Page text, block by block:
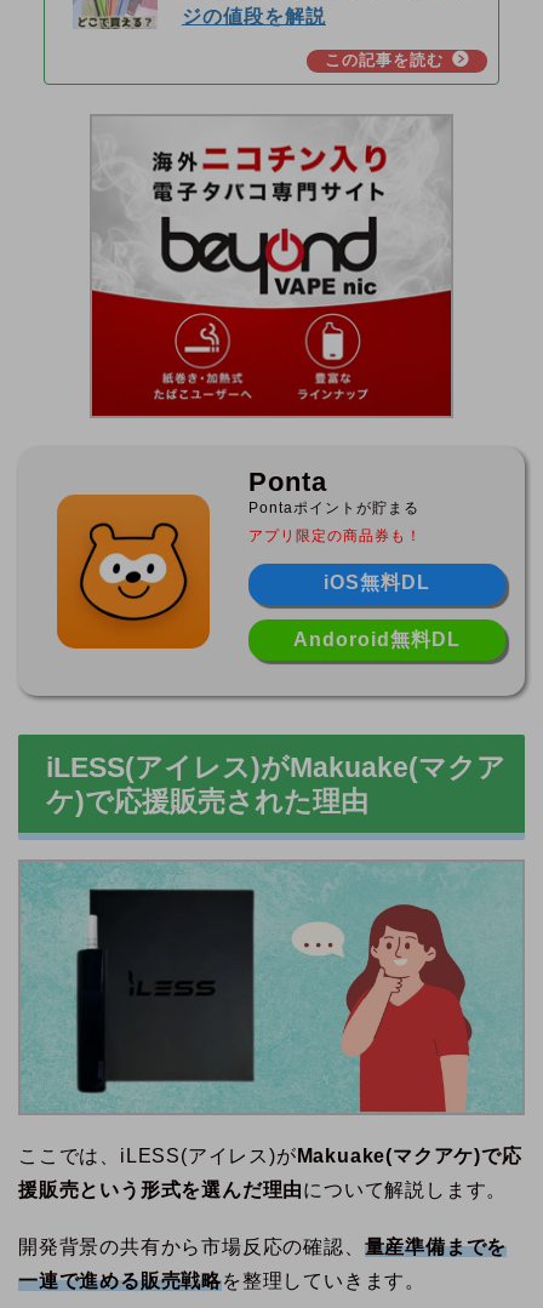
ジの値段を解説
Ponta
Pontaポイントが貯まる
アプリ限定の商品券も！
iOS無料DL
Andoroid無料DL
iLESS(アイレス)がMakuake(マクア
ケ)で応援販売された理由
ここでは、iLESS(アイレス)が Makuake(マクアケ)で応
援販売という形式を選んだ理由について解説します。
開発背景の共有から市場反応の確認、 量産準備までを
一連で進める販売戦略を整理していきます。